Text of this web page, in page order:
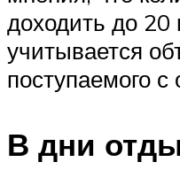
доходить до 20
учитывается
поступаемого
В дни